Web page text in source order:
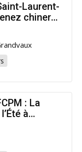
Laurent-
chiner
!
: La
à